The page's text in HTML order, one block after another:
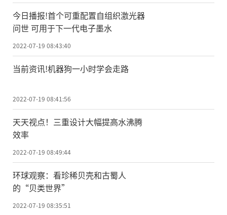
今日播报!首个可重配置自组织激光器
问世 可用于下一代电子墨水
2022-07-19 08:43:40
当前资讯!机器狗一小时学会走路
2022-07-19 08:41:56
天天视点！三重设计大幅提高水沸腾
效率
2022-07-19 08:49:44
环球观察：看珍稀贝壳和古蜀人
的“贝类世界”
2022-07-19 08:35:51